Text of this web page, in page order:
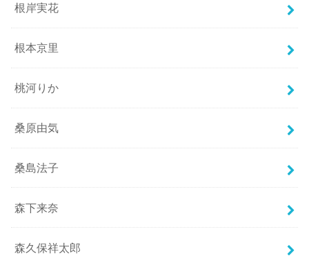
根岸実花
根本京里
桃河りか
桑原由気
桑島法子
森下来奈
森久保祥太郎